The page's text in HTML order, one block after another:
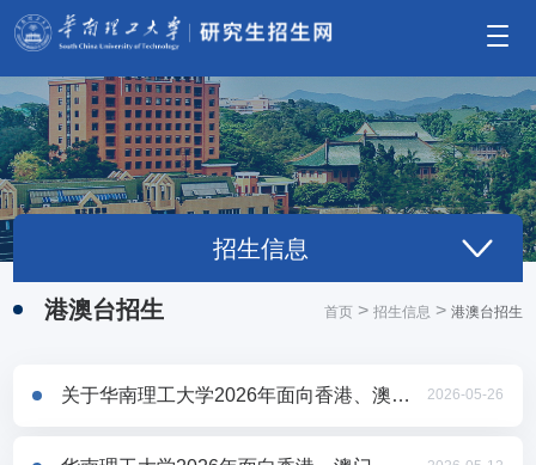
招生信息
首页> 招生信息 > 港澳台招生
港澳台招生
关于华南理工大学2026年面向香港、澳门、台湾地区招收研究生拟录取名单的公示 2026-05-26